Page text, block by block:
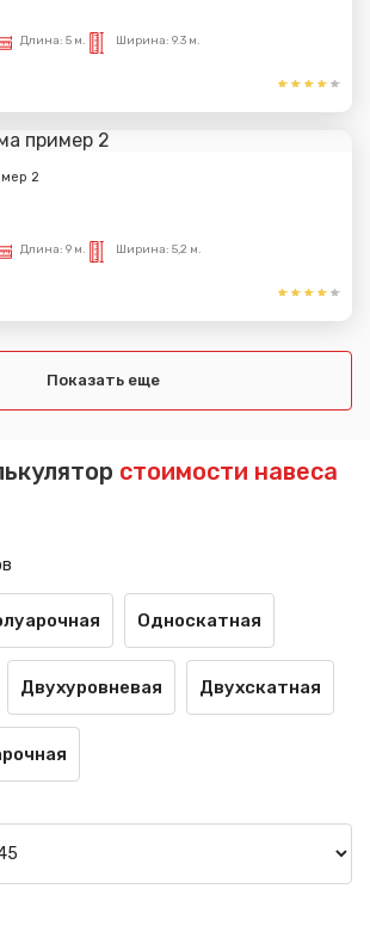
Длина: 5 м. Ширина: 9.3 м.
2
Длина: 9 м. Ширина: 5,2 м.
Показать еще
стоимости навеса
Односкатная
Двухуровневая Двухскатная